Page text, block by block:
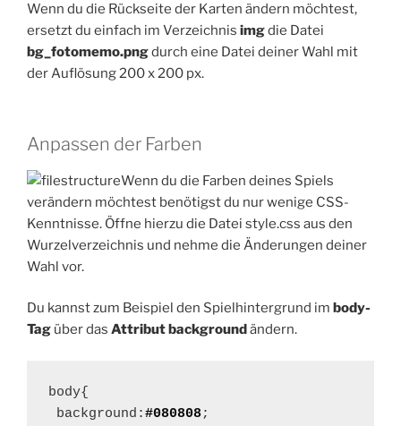
Wenn du die Rückseite der Karten ändern möchtest,
ersetzt du einfach im Verzeichnis imgdie Datei
bg_fotomemo.pngdurch eine Datei deiner Wahl mit
der Auflösung 200 x 200 px.
Anpassen der Farben
Wenn du die Farben deines Spiels
verändern möchtest benötigst du nur wenige CSS-
Kenntnisse. Öffne hierzu die Datei style.css aus den
Wurzelverzeichnis und nehme die Änderungen deiner
Wahl vor.
Du kannst zum Beispiel den Spielhintergrund im body-
Tag über das Attribut backgroundändern.
body{
background:#080808;